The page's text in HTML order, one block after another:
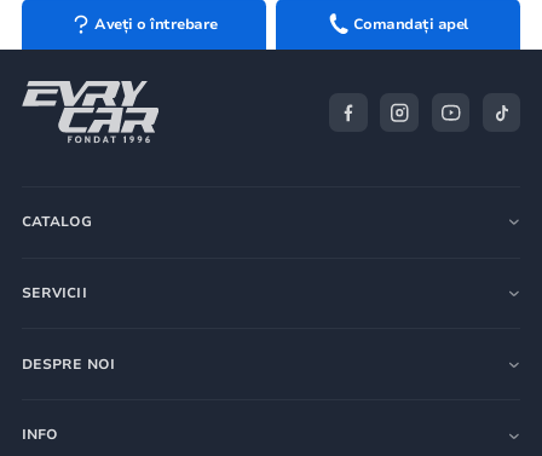
achiziționațipiese de caroserie auto
, radiatoare, geamuri
auto, elemente optice auto și alte piese de fabrică de la orice
sucursală a companiei.
Aveți o întrebare Comandați apel
CATALOG
SERVICII
DESPRE NOI
INFO